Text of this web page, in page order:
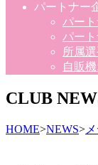
パートナー
パー
パー
所属
自販
CLUB
HOME>NEWS>